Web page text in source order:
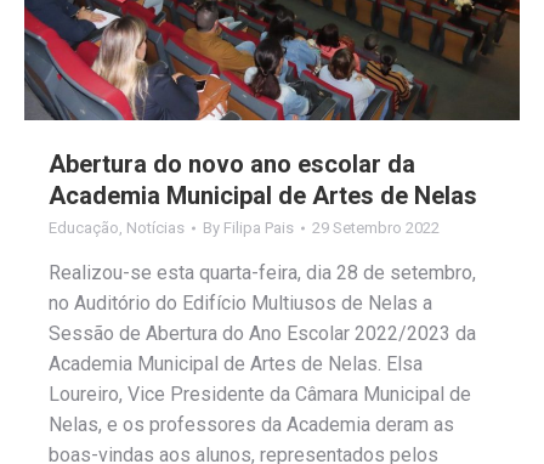
Abertura do novo ano escolar da
Academia Municipal de Artes de Nelas
Educação Notícias By Filipa Pais 29 Setembro 2022
Realizou-se esta quarta-feira, dia 28 de setembro,
no Auditório do Edifício Multiusos de Nelas a
Sessão de Abertura do Ano Escolar 2022/2023 da
Academia Municipal de Artes de Nelas. Elsa
Loureiro, Vice Presidente da Câmara Municipal de
Nelas, e os professores da Academia deram as
boas-vindas aos alunos, representados pelos